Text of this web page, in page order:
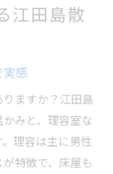
江田島散
実感
ますか？江田島
みと、理容室な
理容は主に男性
特徴で、床屋も